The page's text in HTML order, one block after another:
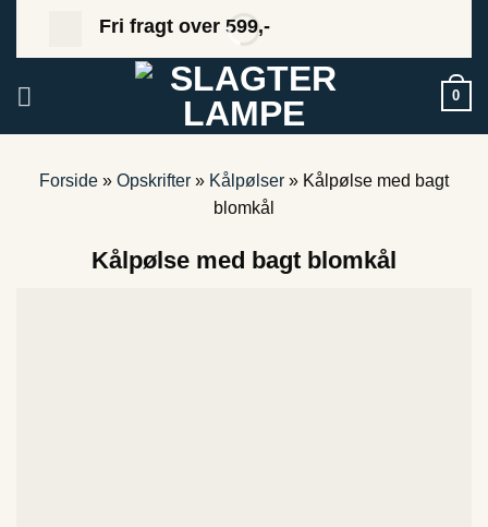
Fri fragt over 599,-
0
Forside » Opskrifter » Kålpølser » Kålpølse med bagt
blomkål
Kålpølse med bagt blomkål